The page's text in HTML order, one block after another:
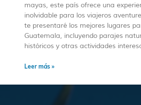
mayas, este país ofrece una
inolvidable para los viajeros
te presentaré los mejores lugares
Guatemala, incluyendo parajes
históricos y otras actividades
Leer más »